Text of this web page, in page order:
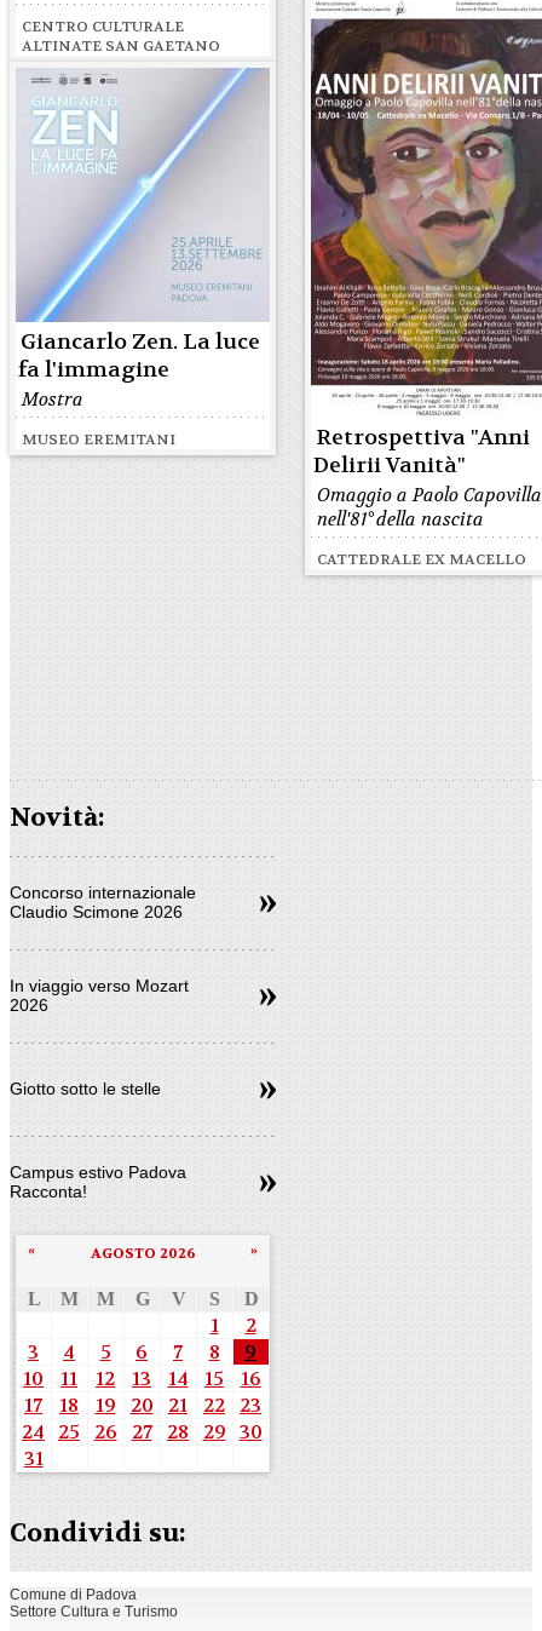
CENTRO CULTURALE
ALTINATE SAN GAETANO
Retrospettiva "Anni
Delirii Vanità"
Omaggio a Paolo Capovilla
nell'81° della nascita
CATTEDRALE EX MACELLO
Giancarlo Zen. La luce
fa l'immagine
Mostra
MUSEO EREMITANI
Novità:
Concorso internazionale
Claudio Scimone 2026
In viaggio verso Mozart
2026
Giotto sotto le stelle
Campus estivo Padova
Racconta!
AGOSTO 2026
« »
L M M G V S D
1
2
3
4 5 6 7 8
9
10
11 12 13 14 15
16
17
18 19 20 21 22
23
24
25 26 27 28 29 30
31
Condividi su:
Comune di Padova
Settore Cultura e Turismo